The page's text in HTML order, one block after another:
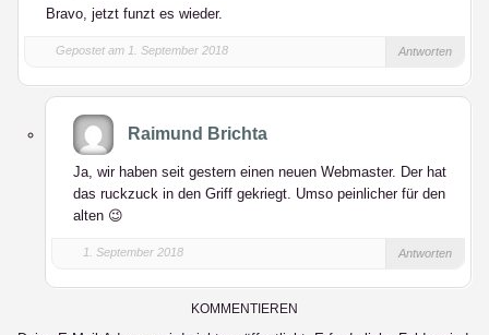
Bravo, jetzt funzt es wieder.
Gepostet am 1. September 2018 Antworten
Raimund Brichta
Ja, wir haben seit gestern einen neuen Webmaster. Der hat
das ruckzuck in den Griff gekriegt. Umso peinlicher für den
alten 😉
1. September 2018 Antworten
KOMMENTIEREN